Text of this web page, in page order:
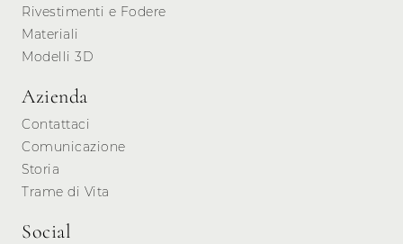
Rivestimenti e Fodere
Materiali
Modelli 3D
Azienda
Contattaci
Comunicazione
Storia
Trame di Vita
Social